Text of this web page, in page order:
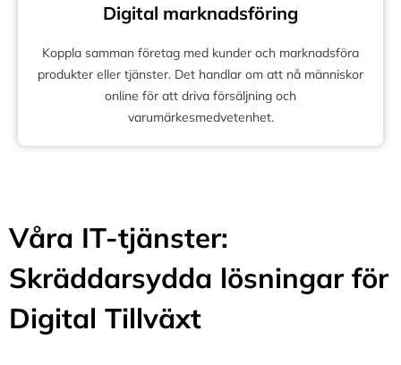
Digital marknadsföring
Koppla samman företag med kunder och marknadsföra
produkter eller tjänster. Det handlar om att nå människor
online för att driva försäljning och
varumärkesmedvetenhet.
Våra IT-tjänster:
Skräddarsydda lösningar för
Digital Tillväxt